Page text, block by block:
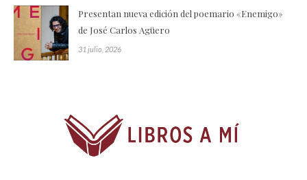
Presentan nueva edición del poemario «Enemigo»
de José Carlos Agüero
31 julio, 2026